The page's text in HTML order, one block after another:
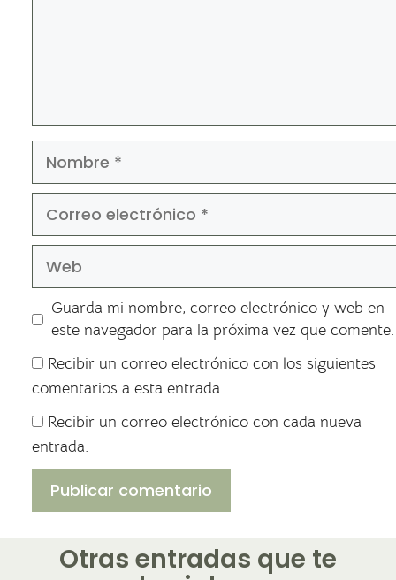
Guarda mi nombre, correo electrónico y web en
este navegador para la próxima vez que comente.
Recibir un correo electrónico con los siguientes
comentarios a esta entrada.
Recibir un correo electrónico con cada nueva
entrada.
Otras entradas que te